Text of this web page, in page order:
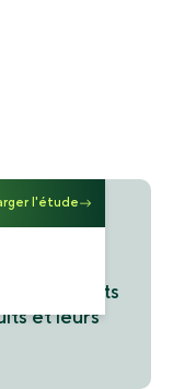
l'étude
nos clients
et leurs